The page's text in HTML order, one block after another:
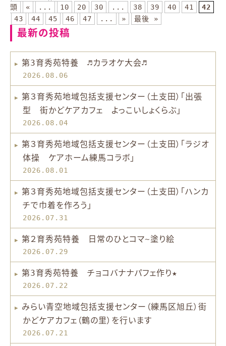
頭
« ... 10 20 30 ... 38 39 40 41
42
43
44 45 46 47 ... » 最後 »
最新の投稿
第3育秀苑特養 ♬カラオケ大会♬
2026.08.06
第３育秀苑地域包括支援センター（土支田）「出張
型 街かどケアカフェ よっこいしょくらぶ」
2026.08.04
第３育秀苑地域包括支援センター（土支田）「ラジオ
体操 ケアホーム練馬コラボ」
2026.08.01
第３育秀苑地域包括支援センター（土支田）「ハンカ
チで巾着を作ろう」
2026.07.31
第２育秀苑特養 日常のひとコマ~塗り絵
2026.07.29
第3育秀苑特養 チョコバナナパフェ作り★
2026.07.22
みらい青空地域包括支援センター（練馬区旭丘）街
かどケアカフェ（鶴の里）を行います
2026.07.21